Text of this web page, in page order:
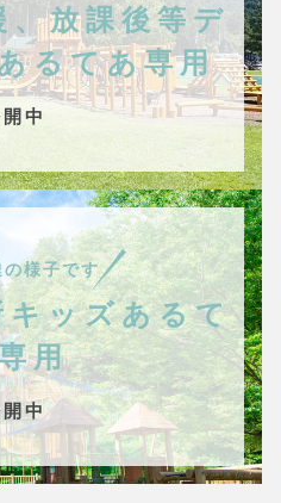
、放課後等デ
るてあ専用
中
様子です
キッズあるて
用
開中